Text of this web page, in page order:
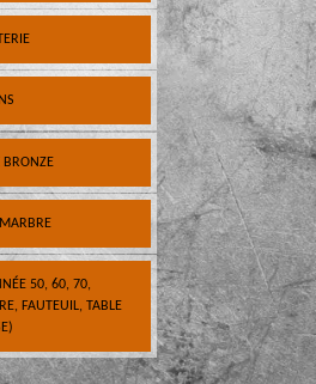
BRONZE
50, 60, 70,
FAUTEUIL, TABLE